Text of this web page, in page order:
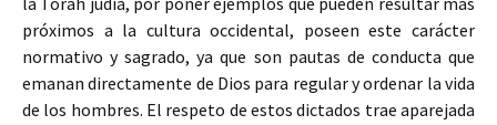
próximos a la cultura occidental, poseen este carácter
normativo y sagrado, ya que son pautas de conducta que
emanan directamente de Dios para regular y ordenar la vida
de los hombres. El respeto de estos dictados trae aparejada